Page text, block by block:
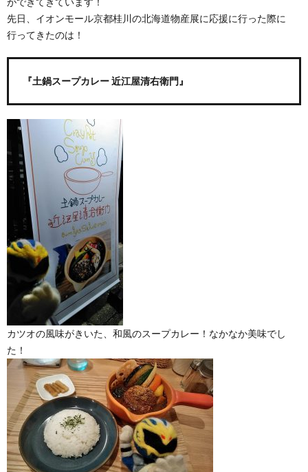
先日、イオンモール京都桂川の北海道物産展に応援に行った際に
行ってきたのは！
『土鍋スープカレー 近江屋清右衛門』
カツオの風味がきいた、和風のスープカレー！なかなか美味でし
た！